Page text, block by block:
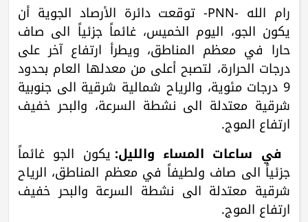
رام الله -PNN- توقعت دائرة الأرصاد الجوية أن
يكون الجو، اليوم الخميس، غائماً جزئياً الى صاف
حارا في معظم المناطق، ويطرأ ارتفاع آخر على
درجات الحرارة، لتصبح أعلى من معدلها العام بحدود
9 درجات مئوية، والرياح شمالية شرقية الى جنوبية
شرقية معتدلة الى نشطة السرعة، والبحر خفيف
ارتفاع الموج.
في ساعات المساء والليل: يكون الجو غائماً
جزئياً الى صاف ولطيفاً في معظم المناطق، الرياح
شرقية معتدلة الى نشطة السرعة والبحر خفيف
ارتفاع الموج.